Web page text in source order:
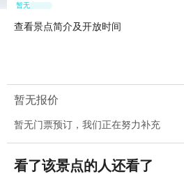
暂无点评
查看景点简介及开放时间
暂无报价
暂无门票预订，我们正在努力补充
看了该景点的人还看了